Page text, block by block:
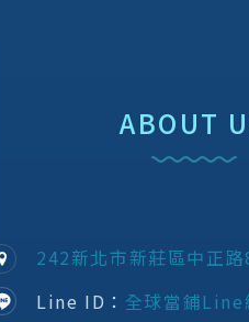
ABOUT
242新北市新莊區中正
Line ID： 全球當鋪Line